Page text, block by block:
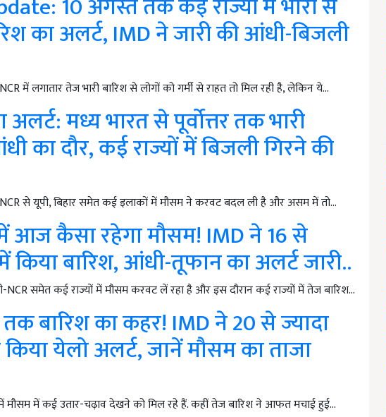
का अलर्ट, IMD ने जारी की आंधी-बिजली
में लगातार तेज भारी बारिश से लोगों को गर्मी से राहत तो मिल रही है, लेकिन ये…
मध्य भारत से पूर्वोत्तर तक भारी
का दौर, कई राज्यों में बिजली गिरने की
से यूपी, बिहार समेत कई इलाकों में मौसम ने करवट बदल ली है और असम में तो…
में आज कैसा रहेगा मौसम! IMD ने 16 से
में किया बारिश, आंधी-तूफान का अलर्ट जारी..
NCR समेत कई राज्यों में मौसम करवट लें रहा है और इस दौरान कई राज्यों में तेज बारिश…
तक बारिश का कहर! IMD ने 20 से ज्यादा
किया येलो अलर्ट, जानें मौसम का ताजा
में कई उतार-चढ़ाव देखने को मिल रहे हैं. कहीं तेज बारिश ने आफत मचाई हुई…